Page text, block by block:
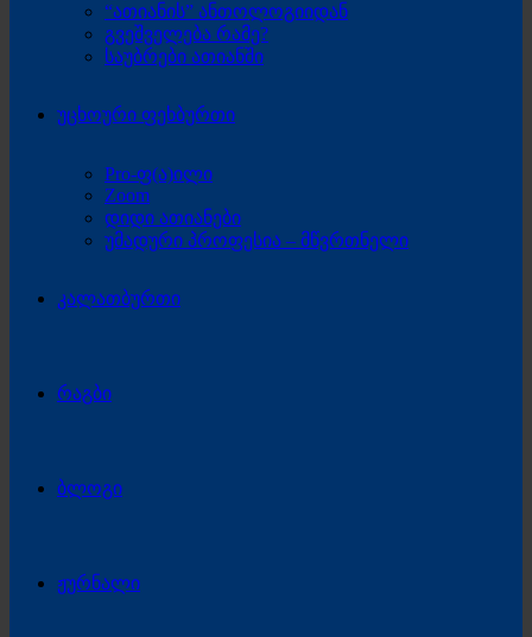
“ათიანის” ანთოლოგიიდან
გვეშველება რამე?
საუბრები ათიანში
უცხოური ფეხბურთი
Pro-ფ(ა)ილი
Zoom
დიდი ათიანები
უმადური პროფესია – მწვრთნელი
კალათბურთი
რაგბი
ბლოგი
ჟურნალი